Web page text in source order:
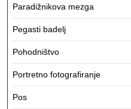
Paradižnikova mezga
Pegasti badelj
Pohodništvo
Portretno fotografiranje
Pos